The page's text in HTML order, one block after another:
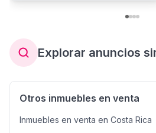
Explorar anuncios
Otros inmuebles en venta
Inmuebles en venta en Costa Rica